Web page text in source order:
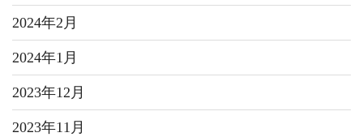
2024年2月
2024年1月
2023年12月
2023年11月